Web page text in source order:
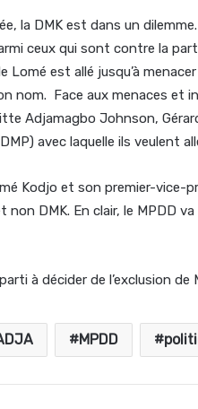
la DMK est dans un
ceux qui sont contre la
est allé jusqu’à
nom. Face aux menaces et
Adjamagbo Johnson,
avec laquelle ils veulent
Kodjo et son premier-vice-
DMK. En clair, le MPDD
à décider de l’exclusion de
MPDD